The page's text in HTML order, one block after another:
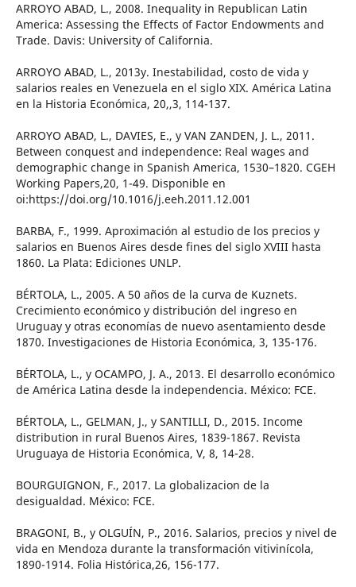
ARROYO ABAD, L., 2008. Inequality in Republican Latin
America: Assessing the Effects of Factor Endowments and
Trade. Davis: University of California.
ARROYO ABAD, L., 2013y. Inestabilidad, costo de vida y
salarios reales en Venezuela en el siglo XIX. América Latina
en la Historia Económica, 20,,3, 114-137.
ARROYO ABAD, L., DAVIES, E., y VAN ZANDEN, J. L., 2011.
Between conquest and independence: Real wages and
demographic change in Spanish America, 1530–1820. CGEH
Working Papers,20, 1-49. Disponible en
oi:https://doi.org/10.1016/j.eeh.2011.12.001
BARBA, F., 1999. Aproximación al estudio de los precios y
salarios en Buenos Aires desde fines del siglo XVIII hasta
1860. La Plata: Ediciones UNLP.
BÉRTOLA, L., 2005. A 50 años de la curva de Kuznets.
Crecimiento económico y distribución del ingreso en
Uruguay y otras economías de nuevo asentamiento desde
1870. Investigaciones de Historia Económica, 3, 135-176.
BÉRTOLA, L., y OCAMPO, J. A., 2013. El desarrollo económico
de América Latina desde la independencia. México: FCE.
BÉRTOLA, L., GELMAN, J., y SANTILLI, D., 2015. Income
distribution in rural Buenos Aires, 1839-1867. Revista
Uruguaya de Historia Económica, V, 8, 14-28.
BOURGUIGNON, F., 2017. La globalizacion de la
desigualdad. México: FCE.
BRAGONI, B., y OLGUÍN, P., 2016. Salarios, precios y nivel de
vida en Mendoza durante la transformación vitivinícola,
1890-1914. Folia Histórica,26, 156-177.